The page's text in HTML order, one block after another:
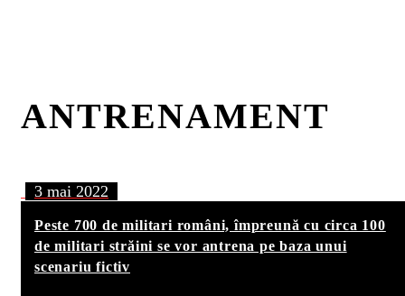
ANTRENAMENT
3 mai 2022
Peste 700 de militari români, împreună cu circa 100
de militari străini se vor antrena pe baza unui
scenariu fictiv